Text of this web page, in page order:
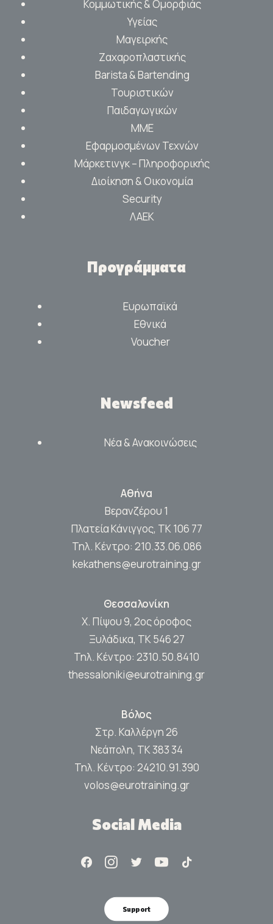
Κομμωτικής & Ομορφιάς
Υγείας
Μαγειρκής
Ζαχαροπλαστικής
Barista & Bartending
Τουριστικών
Παιδαγωγικών
ΜΜΕ
Εφαρμοσμένων Τεχνών
Μάρκετινγκ – Πληροφορικής
Διοίκηση & Οικονομία
Security
ΛΑΕΚ
Προγράμματα
Ευρωπαϊκά
Εθνικά
Voucher
Newsfeed
Νέα & Ανακοινώσεις
Αθήνα
Βερανζέρου 1
Πλατεία Κάνιγγος, ΤΚ 106 77
Τηλ. Κέντρο: 210.33.06.086
kekathens@eurotraining.gr
Θεσσαλονίκη
Χ. Πίψου 9, 2ος όροφος
Ξυλάδικα, ΤΚ 546 27
Τηλ. Κέντρο: 2310.50.8410
thessaloniki@eurotraining.gr
Βόλος
Στρ. Καλλέργη 26
Νεάπολη, ΤΚ 383 34
Τηλ. Κέντρο: 24210.91.390
volos@eurotraining.gr
Social Media
Support